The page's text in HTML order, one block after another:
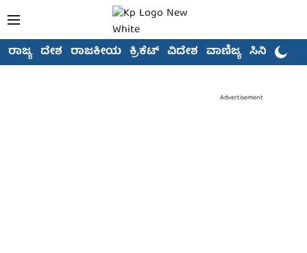
ರಾಜ್ಯ ದೇಶ ರಾಜಕೀಯ ಕ್ರಿಕೆಟ್ ವಿದೇಶ ವಾಣಿಜ್ಯ ಸಿನಿಮಾ
Advertisement